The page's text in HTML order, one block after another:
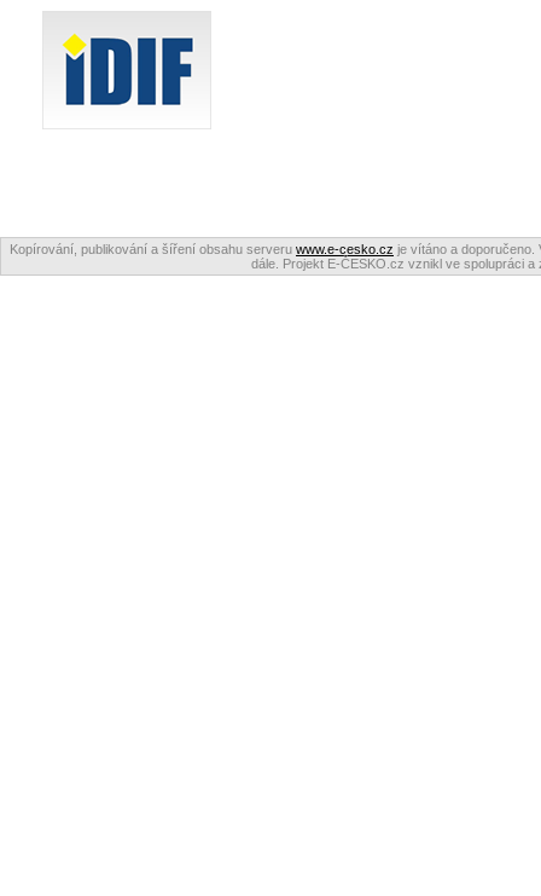
Kopírování, publikování a šíření obsahu serveru www.e-cesko.cz je vítáno a doporučeno.
dále. Projekt E-ČESKO.cz vznikl ve spolupráci